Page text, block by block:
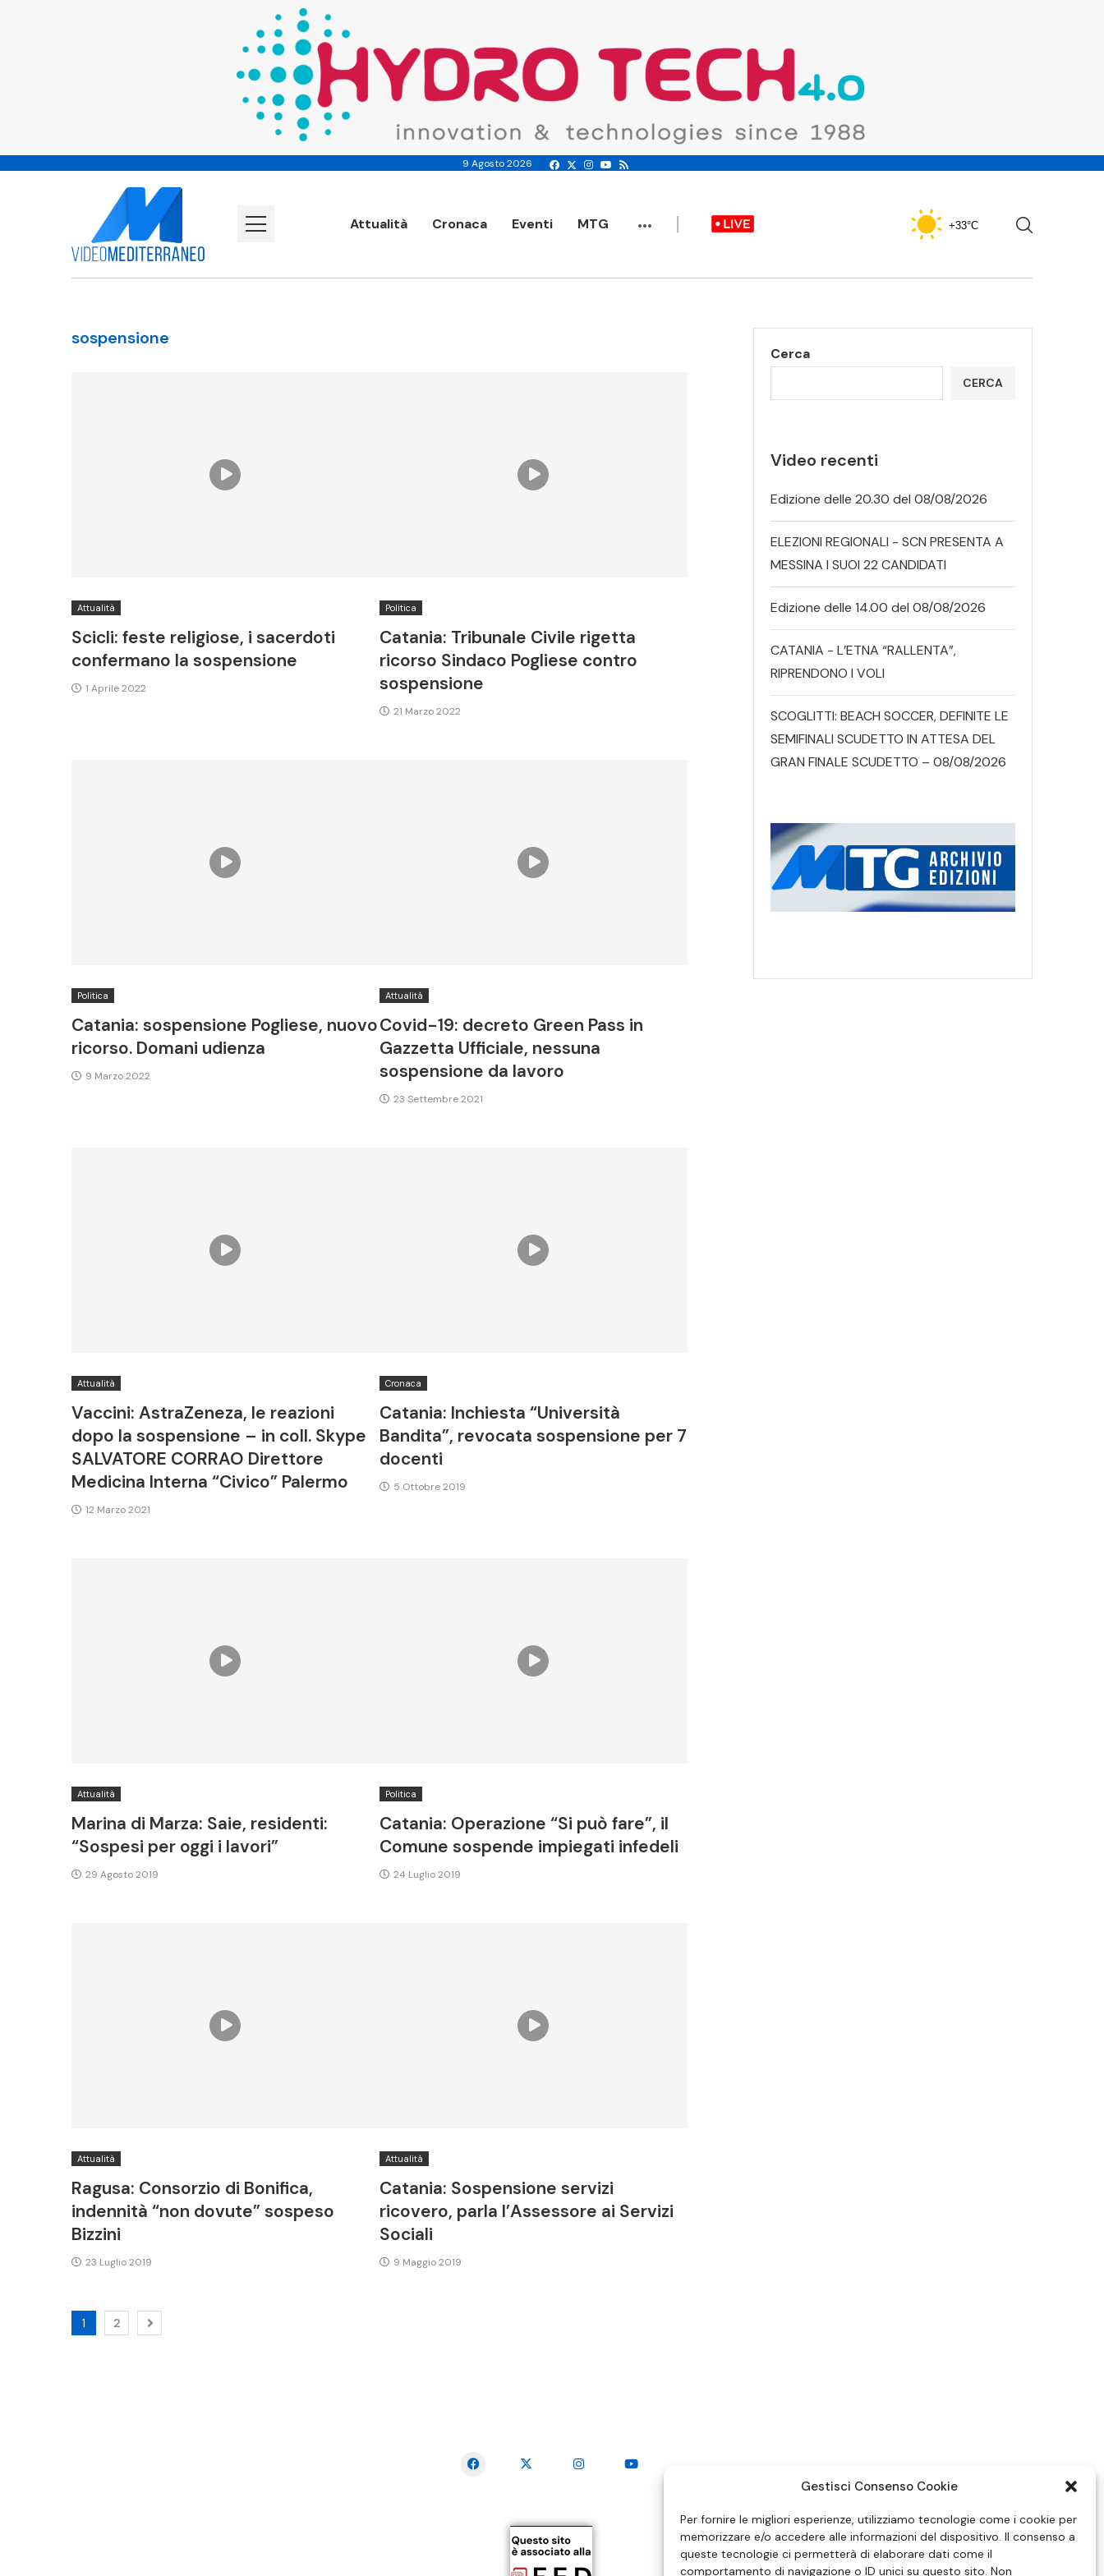
Gestisci Consenso Cookie
Per fornire le migliori esperienze, utilizziamo tecnologie come i cookie per
memorizzare e/o accedere alle informazioni del dispositivo. Il consenso a
queste tecnologie ci permetterà di elaborare dati come il
comportamento di navigazione o ID unici su questo sito. Non
9 Agosto 2026
Attualità Cronaca Eventi MTG ... +33°C
sospensione
Attualità
Scicli: feste religiose, i sacerdoti
confermano la sospensione
1 Aprile 2022
Politica
Catania: Tribunale Civile rigetta
ricorso Sindaco Pogliese contro
sospensione
21 Marzo 2022
Politica
Catania: sospensione Pogliese, nuovo
ricorso. Domani udienza
9 Marzo 2022
Attualità
Covid-19: decreto Green Pass in
Gazzetta Ufficiale, nessuna
sospensione da lavoro
23 Settembre 2021
Attualità
Vaccini: AstraZeneza, le reazioni
dopo la sospensione – in coll. Skype
SALVATORE CORRAO Direttore
Medicina Interna “Civico” Palermo
12 Marzo 2021
Cronaca
Catania: Inchiesta “Università
Bandita”, revocata sospensione per 7
docenti
5 Ottobre 2019
Attualità
Marina di Marza: Saie, residenti:
“Sospesi per oggi i lavori”
29 Agosto 2019
Politica
Catania: Operazione “Si può fare”, il
Comune sospende impiegati infedeli
24 Luglio 2019
Attualità
Ragusa: Consorzio di Bonifica,
indennità “non dovute” sospeso
Bizzini
23 Luglio 2019
Attualità
Catania: Sospensione servizi
ricovero, parla l’Assessore ai Servizi
Sociali
9 Maggio 2019
1 2
Cerca
CERCA
Video recenti
Edizione delle 20.30 del 08/08/2026
ELEZIONI REGIONALI - SCN PRESENTA A
MESSINA I SUOI 22 CANDIDATI
Edizione delle 14.00 del 08/08/2026
CATANIA - L’ETNA “RALLENTA”,
RIPRENDONO I VOLI
SCOGLITTI: BEACH SOCCER, DEFINITE LE
SEMIFINALI SCUDETTO IN ATTESA DEL
GRAN FINALE SCUDETTO – 08/08/2026